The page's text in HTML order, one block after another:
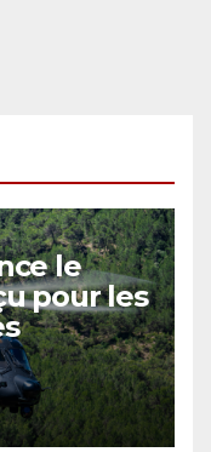
le
pour les